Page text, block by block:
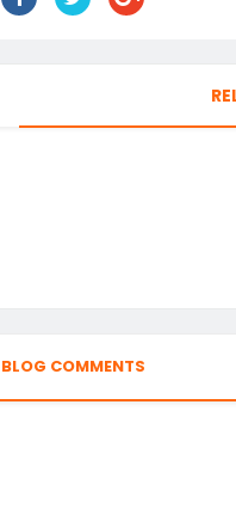
BLOG COMMENTS